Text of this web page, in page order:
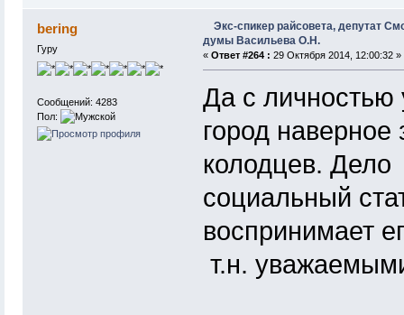
bering
Гуру
Сообщений: 4283
Пол:
Экс-спикер райсовета, депутат
думы Васильева О.Н.
« Ответ #264 : 29 Октября 2014, 12:00:32 »
Да с личностью
город наверное
колодцев. Дело
социальный
воспринимает
т.н.